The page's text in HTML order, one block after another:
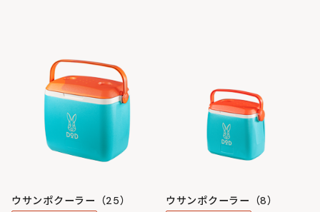
ウサンポクーラー（25） ウサンポクーラー（8）